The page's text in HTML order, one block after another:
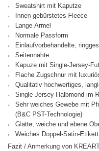
Sweatshirt mit Kaputze
Innen gebürstetes Fleece
Lange Ärmel
Normale Passform
Einlaufvorbehandelte,
Seitennähte
Kapuze mit Single-Jersey-
Flache Zugschnur mit
Qualitativ hochwertiges,
Single-Jersey-Halbmond im
Sehr weiches Gewebe mit
(B&C PST-Technologie)
Glatte, weiche und ebene
Weiches Doppel-Satin-Etikett
Fazit / Anmerkung von